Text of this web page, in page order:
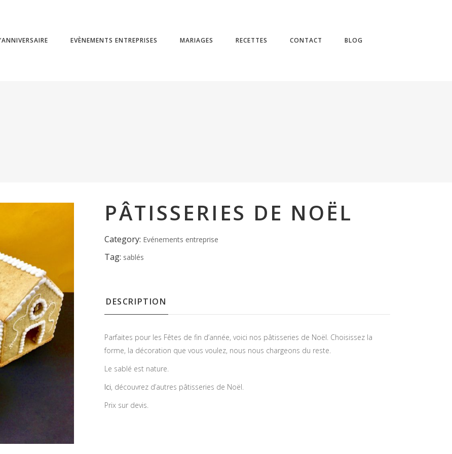
EVÈNEMENTS ENTREPRISES MARIAGES RECETTES CONTACT BLOG
PÂTISSERIES DE NOËL
Category: Evénements entreprise
Tag: sablés
DESCRIPTION
Parfaites pour les Fêtes de fin d’année, voici nos pâtisseries de Noël. Choisissez la
forme, la décoration que vous voulez, nous nous chargeons du reste.
Le sablé est nature.
Ici, découvrez d’autres pâtisseries de Noël.
Prix sur devis.